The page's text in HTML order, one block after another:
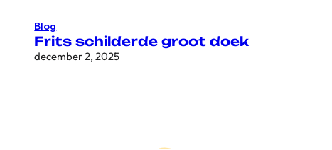
Blog
Frits schilderde groot doek
december 2, 2025